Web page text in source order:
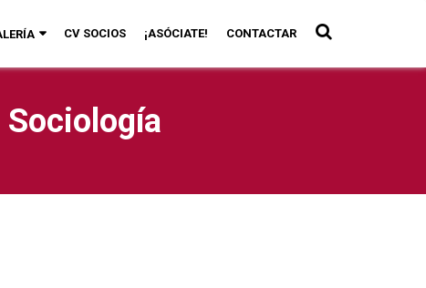
CV SOCIOS ¡ASÓCIATE! CONTACTAR